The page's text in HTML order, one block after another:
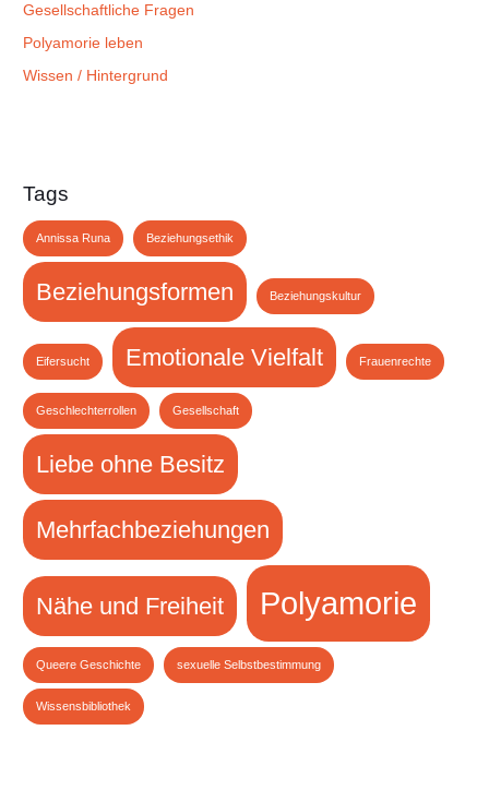
Gesellschaftliche Fragen
Polyamorie leben
Wissen / Hintergrund
Tags
Annissa Runa Beziehungsethik
Beziehungsformen Beziehungskultur
Eifersucht Emotionale Vielfalt Frauenrechte
Geschlechterrollen Gesellschaft
Liebe ohne Besitz
Mehrfachbeziehungen
Nähe und Freiheit Polyamorie
Queere Geschichte sexuelle Selbstbestimmung
Wissensbibliothek